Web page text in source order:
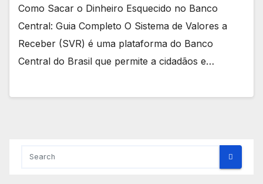
Como Sacar o Dinheiro Esquecido no Banco
Central: Guia Completo O Sistema de Valores a
Receber (SVR) é uma plataforma do Banco
Central do Brasil que permite a cidadãos e…